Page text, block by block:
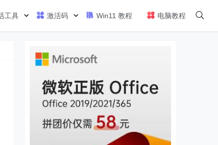
工具 激活码 Win11 教程 电脑教程